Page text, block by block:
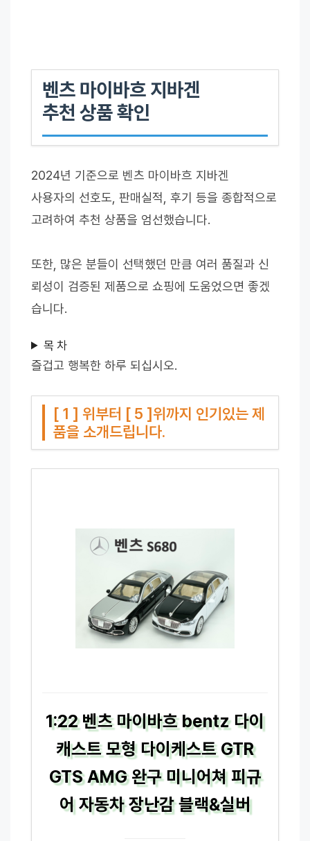
벤츠 마이바흐 지바겐
추천 상품 확인
2024년 기준으로 벤츠 마이바흐 지바겐
사용자의 선호도, 판매실적, 후기 등을 종합적으로
고려하여 추천 상품을 엄선했습니다.
또한, 많은 분들이 선택했던 만큼 여러 품질과 신
뢰성이 검증된 제품으로 쇼핑에 도움었으면 좋겠
습니다.
목 차
즐겁고 행복한 하루 되십시오.
[ 1 ] 위부터 [ 5 ]위까지 인기있는 제
품을 소개드립니다.
1:22 벤츠 마이바흐 bentz 다이
캐스트 모형 다이케스트 GTR
GTS AMG 완구 미니어쳐 피규
어 자동차 장난감 블랙&실버